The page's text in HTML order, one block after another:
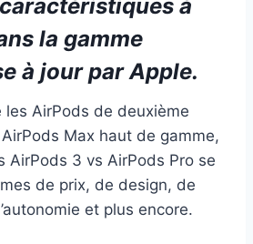
à
la gamme
à jour par Apple.
les AirPods de deuxième
Max haut de gamme,
AirPods 3 vs AirPods Pro se
de prix, de design, de
et plus encore.